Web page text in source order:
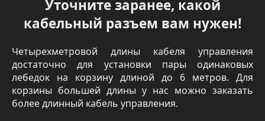
Уточните заранее, какой
кабельный разъем вам нужен!
Четырехметровой длины кабеля управления
достаточно для установки пары одинаковых
лебедок на корзину длиной до 6 метров. Для
корзины большей длины у нас можно заказать
более длинный кабель управления.